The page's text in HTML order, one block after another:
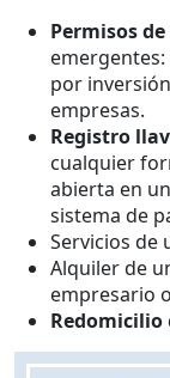
Permisos
emergentes:
por
empresas.
Registro
cualquier
abierta en
sistema de
Servicios de
Alquiler de
empresario
Redomicilio